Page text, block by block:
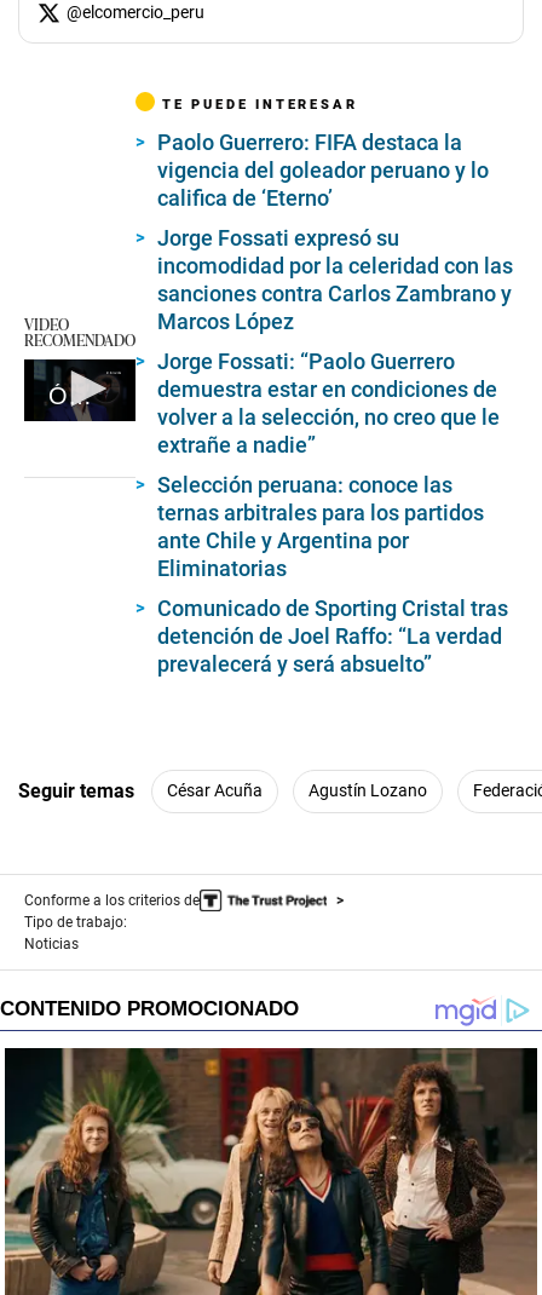
@elcomercio_peru
VIDEO
RECOMENDADO
Óscar Del Portal revela ser testigo de poder de Agustín Lozano en canal que trasmite Liga1 (Video: América)
TE PUEDE INTERESAR
Paolo Guerrero: FIFA destaca la
vigencia del goleador peruano y lo
califica de ‘Eterno’
Jorge Fossati expresó su
incomodidad por la celeridad con las
sanciones contra Carlos Zambrano y
Marcos López
Jorge Fossati: “Paolo Guerrero
demuestra estar en condiciones de
volver a la selección, no creo que le
extrañe a nadie”
Selección peruana: conoce las
ternas arbitrales para los partidos
ante Chile y Argentina por
Eliminatorias
Comunicado de Sporting Cristal tras
detención de Joel Raffo: “La verdad
prevalecerá y será absuelto”
Seguir temas César Acuña Agustín Lozano
Conforme a los criterios de
Tipo de trabajo:
Noticias